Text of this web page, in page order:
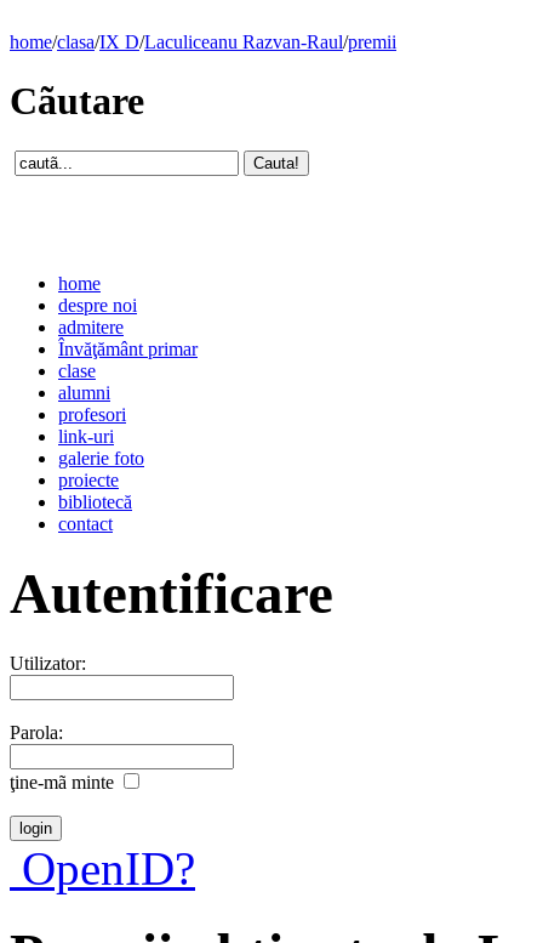
home/clasa/IX D/Laculiceanu Razvan-Raul/premii
Cãutare
home
despre noi
admitere
Învăţământ primar
clase
alumni
profesori
link-uri
galerie foto
proiecte
bibliotecă
contact
Autentificare
Utilizator:
Parola:
ţine-mã minte
OpenID?